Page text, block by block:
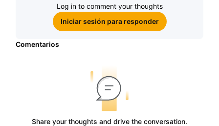
Log in to comment your thoughts
Iniciar sesión para responder
Comentarios
Share your thoughts and drive the conversation.